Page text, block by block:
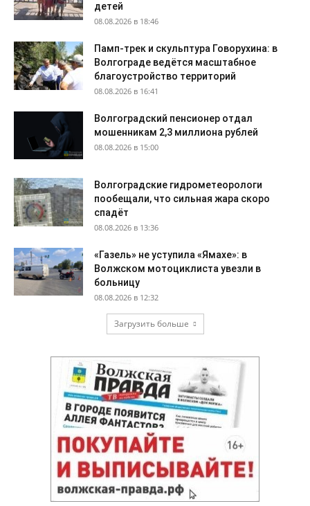
детей
08.08.2026 в 18:46
Памп-трек и скульптура Говорухина: в
Волгограде ведётся масштабное
благоустройство территорий
08.08.2026 в 16:41
Волгоградский пенсионер отдал
мошенникам 2,3 миллиона рублей
08.08.2026 в 15:00
Волгоградские гидрометеорологи
пообещали, что сильная жара скоро
спадёт
08.08.2026 в 13:36
«Газель» не уступила «Ямахе»: в
Волжском мотоциклиста увезли в
больницу
08.08.2026 в 12:32
Загрузить больше